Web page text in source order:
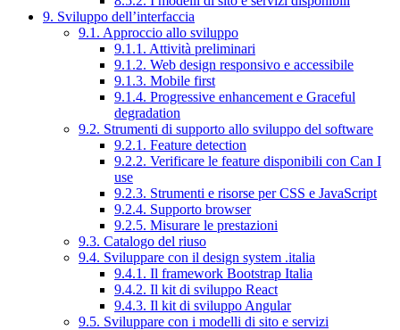
9. Sviluppo dell’interfaccia
9.1. Approccio allo sviluppo
9.1.1. Attività preliminari
9.1.2. Web design responsivo e accessibile
9.1.3. Mobile first
9.1.4. Progressive enhancement e Graceful
degradation
9.2. Strumenti di supporto allo sviluppo del software
9.2.1. Feature detection
9.2.2. Verificare le feature disponibili con Can I
use
9.2.3. Strumenti e risorse per CSS e JavaScript
9.2.4. Supporto browser
9.2.5. Misurare le prestazioni
9.3. Catalogo del riuso
9.4. Sviluppare con il design system .italia
9.4.1. Il framework Bootstrap Italia
9.4.2. Il kit di sviluppo React
9.4.3. Il kit di sviluppo Angular
9.5. Sviluppare con i modelli di sito e servizi